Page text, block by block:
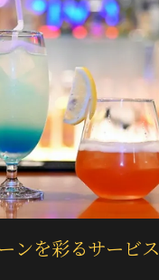
ンを彩るサービス